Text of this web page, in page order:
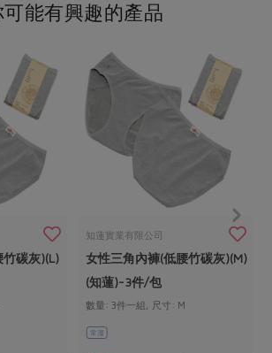
可能有興趣的產品
竹碳灰)(L)
知蓮實業有限公司
女性三角內褲(低腰竹碳灰)(M)
(知蓮)-3件/包
數量: 3件一組, 尺寸: M
常溫